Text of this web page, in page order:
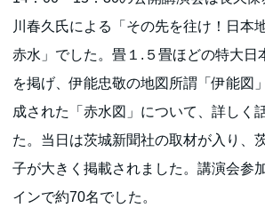
川春久氏による「その先を往け！日本
赤水」でした。畳１.５畳ほどの特大日
を掲げ、伊能忠敬の地図所謂「伊能図
成された「赤水図」について、詳しく
た。当日は茨城新聞社の取材が入り、
子が大きく掲載されました。講演会参
インで約70名でした。